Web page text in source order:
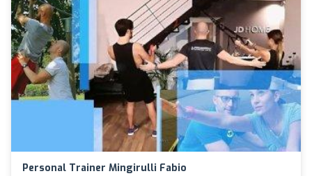
Personal Trainer Mingirulli Fabio